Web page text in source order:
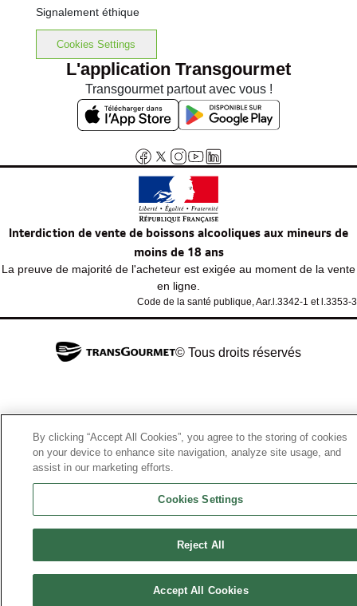
Signalement éthique
Cookies Settings
L'application Transgourmet
Transgourmet partout avec vous !
Interdiction de vente de boissons alcooliques aux mineurs de
moins de 18 ans
La preuve de majorité de l'acheteur est exigée au moment de la vente
en ligne.
Code de la santé publique, Aar.l.3342-1 et l.3353-3
© Tous droits réservés
By clicking “Accept All Cookies”, you agree to the storing of cookies
on your device to enhance site navigation, analyze site usage, and
assist in our marketing efforts.
Cookies Settings
Reject All
Accept All Cookies